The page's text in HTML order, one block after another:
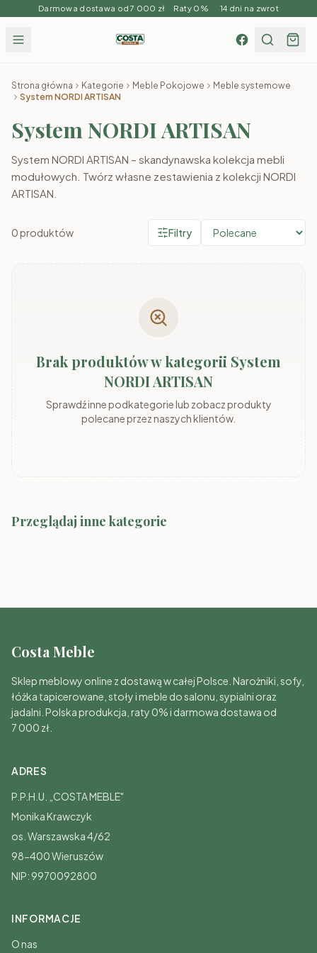
Darmowa dostawa od 7 000 zł Raty 0% 14 dni na zwrot
Strona główna Kategorie Meble Pokojowe
Meble systemowe
System NORDI ARTISAN
System NORDI ARTISAN
System NORDI ARTISAN – skandynawska kolekcja mebli
modułowych. Twórz własne zestawienia z kolekcji NORDI
ARTISAN.
0produktów Filtry
Brak produktów w kategorii System
NORDI ARTISAN
Sprawdź inne podkategorie lub zobacz produkty
polecane przez naszych klientów.
Przeglądaj inne kategorie
System Marco-2 Kolory
System MARLY
Costa Meble
Sklep meblowy online z dostawą w całej Polsce. Narożniki, sofy,
łóżka tapicerowane, stoły i meble do salonu, sypialni oraz
jadalni. Polska produkcja, raty 0% i darmowa dostawa od
7 000 zł.
ADRES
P.P.H.U. „COSTA MEBLE"
Monika Krawczyk
os. Warszawska 4/62
98-400 Wieruszów
NIP: 9970092800
INFORMACJE
O nas